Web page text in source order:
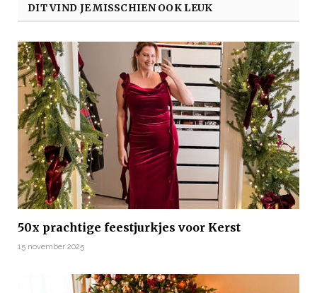
DIT VIND JE MISSCHIEN OOK LEUK
50x prachtige feestjurkjes voor Kerst
15 november 2025